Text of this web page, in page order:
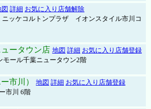
詳細 お気に入り店舗解除
ッケコルトンプラザ イオンスタイル市川コ
ータウン店 地図 詳細 お気に入り店舗登録
ール千葉ニュータウン2階
市川） 地図 詳細 お気に入り店舗登録
市川 6階